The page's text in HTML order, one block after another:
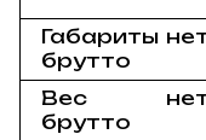
Габариты
брутто
Вес
брутто